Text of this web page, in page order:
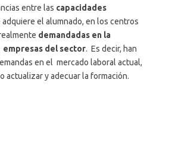
entre las capacidades
adquiere el alumnado, en los centros
demandadas en la
del sector. Es decir, han
en el mercado laboral actual,
actualizar y adecuar la formación.